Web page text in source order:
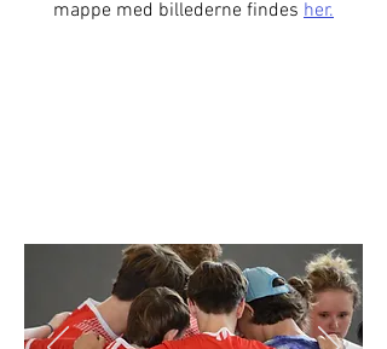
mappe med billederne findes her.